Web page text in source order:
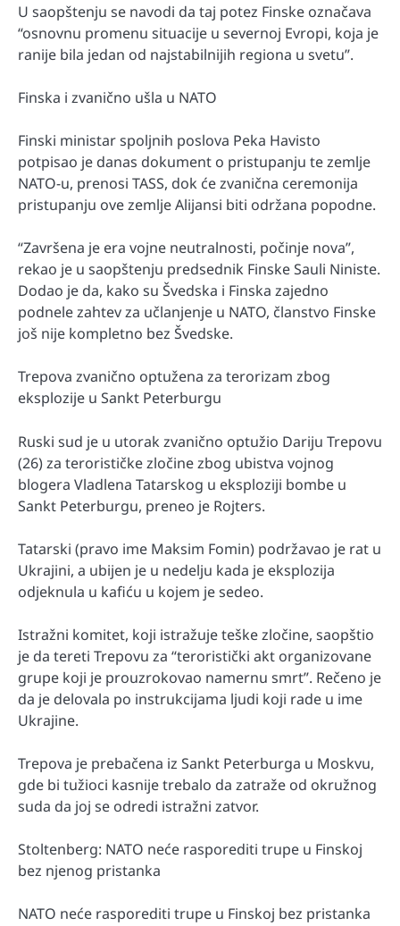
U saopštenju se navodi da taj potez Finske označava
“osnovnu promenu situacije u severnoj Evropi, koja je
ranije bila jedan od najstabilnijih regiona u svetu”.
Finska i zvanično ušla u NATO
Finski ministar spoljnih poslova Peka Havisto
potpisao je danas dokument o pristupanju te zemlje
NATO-u, prenosi TASS, dok će zvanična ceremonija
pristupanju ove zemlje Alijansi biti održana popodne.
“Završena je era vojne neutralnosti, počinje nova”,
rekao je u saopštenju predsednik Finske Sauli Niniste.
Dodao je da, kako su Švedska i Finska zajedno
podnele zahtev za učlanjenje u NATO, članstvo Finske
još nije kompletno bez Švedske.
Trepova zvanično optužena za terorizam zbog
eksplozije u Sankt Peterburgu
Ruski sud je u utorak zvanično optužio Dariju Trepovu
(26) za terorističke zločine zbog ubistva vojnog
blogera Vladlena Tatarskog u eksploziji bombe u
Sankt Peterburgu, preneo je Rojters.
Tatarski (pravo ime Maksim Fomin) podržavao je rat u
Ukrajini, a ubijen je u nedelju kada je eksplozija
odjeknula u kafiću u kojem je sedeo.
Istražni komitet, koji istražuje teške zločine, saopštio
je da tereti Trepovu za “teroristički akt organizovane
grupe koji je prouzrokovao namernu smrt”. Rečeno je
da je delovala po instrukcijama ljudi koji rade u ime
Ukrajine.
Trepova je prebačena iz Sankt Peterburga u Moskvu,
gde bi tužioci kasnije trebalo da zatraže od okružnog
suda da joj se odredi istražni zatvor.
Stoltenberg: NATO neće rasporediti trupe u Finskoj
bez njenog pristanka
NATO neće rasporediti trupe u Finskoj bez pristanka